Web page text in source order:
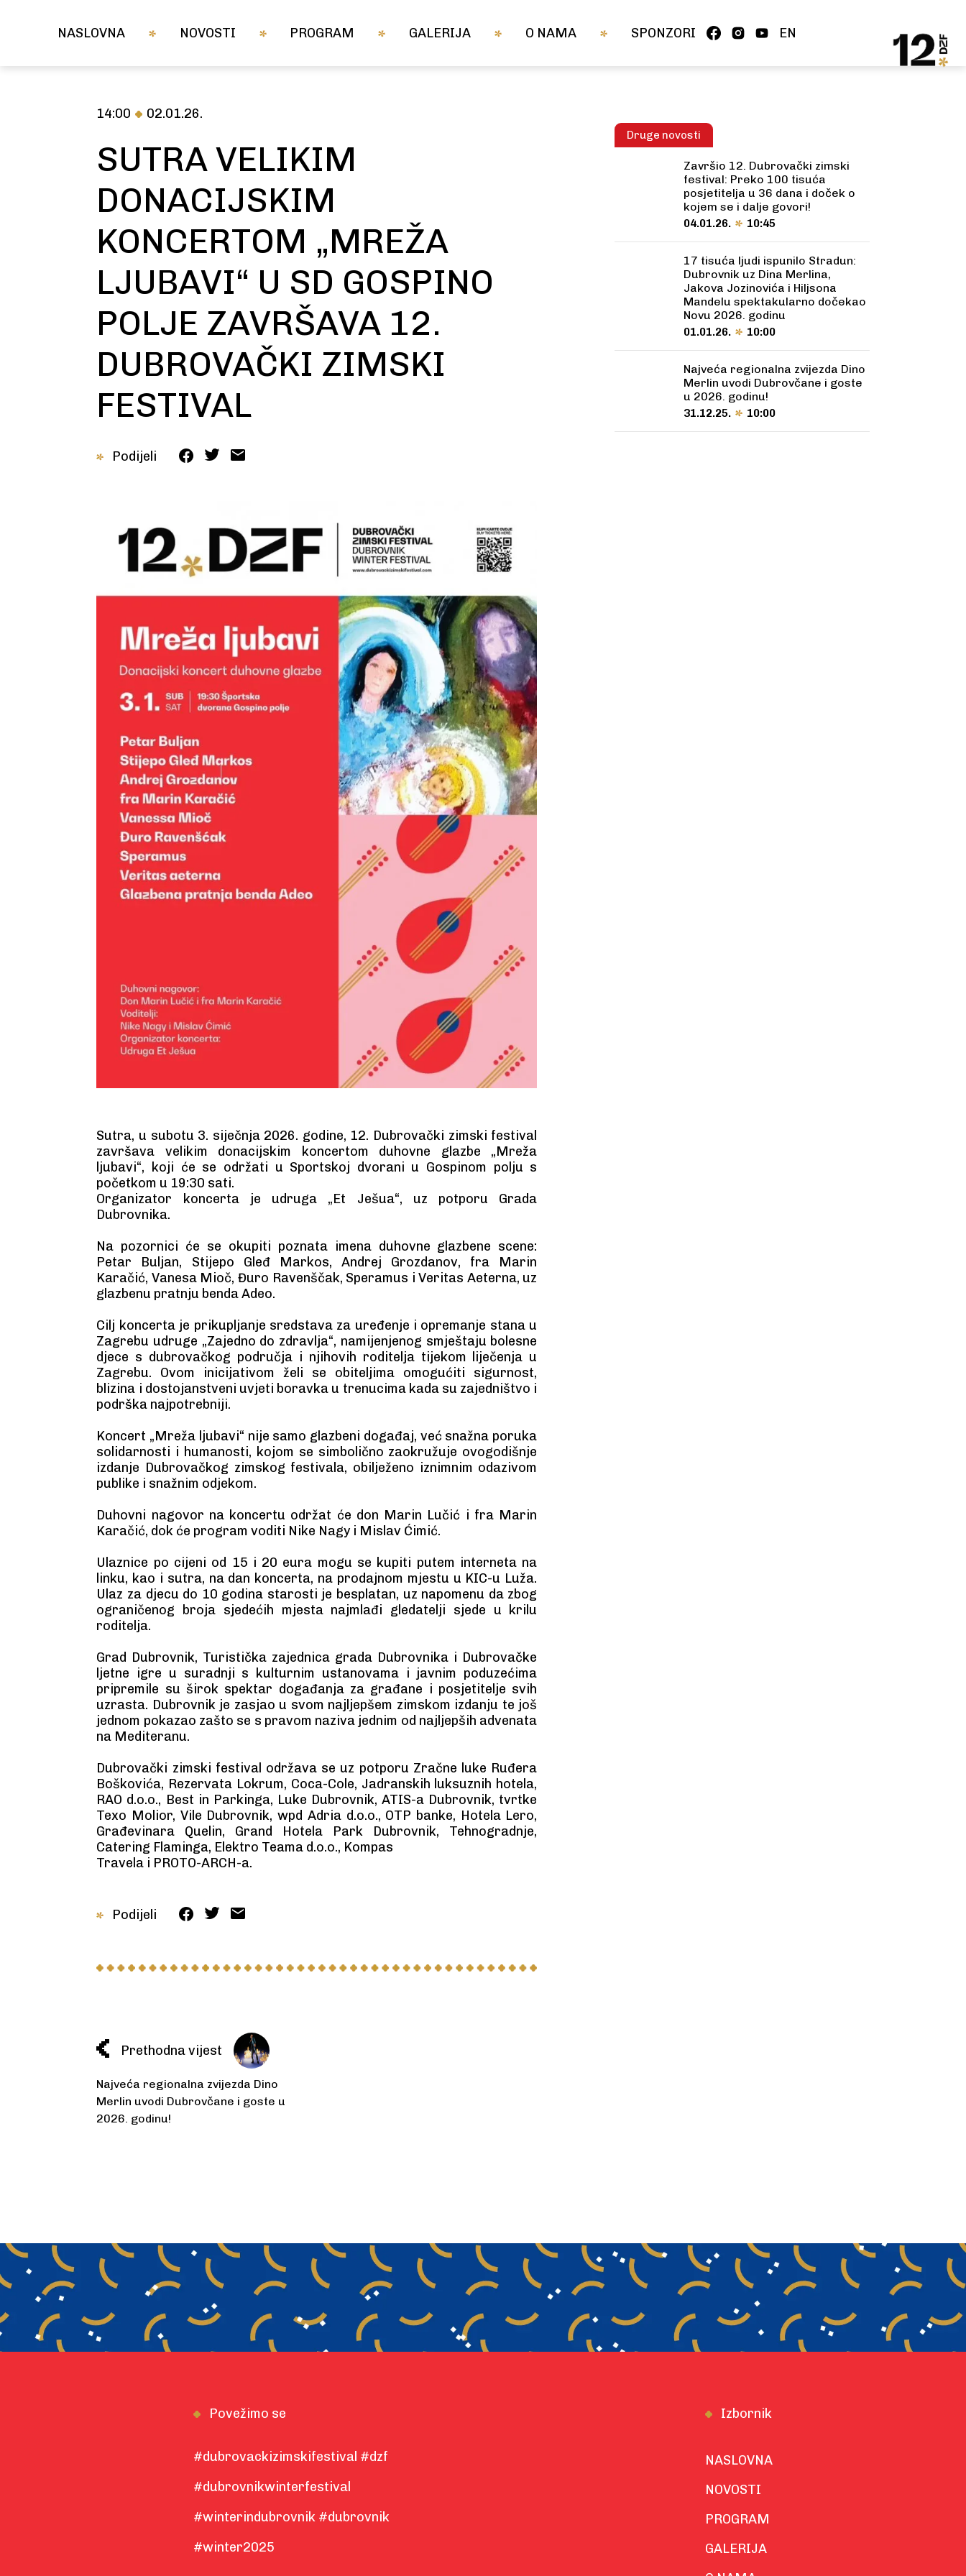
NASLOVNA NOVOSTI PROGRAM GALERIJA O NAMA SPONZORI EN
14:00 02.01.26.
SUTRA VELIKIM
DONACIJSKIM
KONCERTOM „MREŽA
LJUBAVI“ U SD GOSPINO
POLJE ZAVRŠAVA 12.
DUBROVAČKI ZIMSKI
FESTIVAL
Podijeli
Sutra, u subotu 3. siječnja 2026. godine, 12. Dubrovački zimski festival
završava velikim donacijskim koncertom duhovne glazbe „Mreža
ljubavi“, koji će se održati u Sportskoj dvorani u Gospinom polju s
početkom u 19:30 sati.
Organizator koncerta je udruga „Et Ješua“, uz potporu Grada
Dubrovnika.
Na pozornici će se okupiti poznata imena duhovne glazbene scene:
Petar Buljan, Stijepo Gleđ Markos, Andrej Grozdanov, fra Marin
Karačić, Vanesa Mioč, Đuro Ravenščak, Speramus i Veritas Aeterna, uz
glazbenu pratnju benda Adeo.
Cilj koncerta je prikupljanje sredstava za uređenje i opremanje stana u
Zagrebu udruge „Zajedno do zdravlja“, namijenjenog smještaju bolesne
djece s dubrovačkog područja i njihovih roditelja tijekom liječenja u
Zagrebu. Ovom inicijativom želi se obiteljima omogućiti sigurnost,
blizina i dostojanstveni uvjeti boravka u trenucima kada su zajedništvo i
podrška najpotrebniji.
Koncert „Mreža ljubavi“ nije samo glazbeni događaj, već snažna poruka
solidarnosti i humanosti, kojom se simbolično zaokružuje ovogodišnje
izdanje Dubrovačkog zimskog festivala, obilježeno iznimnim odazivom
publike i snažnim odjekom.
Duhovni nagovor na koncertu održat će don Marin Lučić i fra Marin
Karačić, dok će program voditi Nike Nagy i Mislav Ćimić.
Ulaznice po cijeni od 15 i 20 eura mogu se kupiti putem interneta na
linku, kao i sutra, na dan koncerta, na prodajnom mjestu u KIC-u Luža.
Ulaz za djecu do 10 godina starosti je besplatan, uz napomenu da zbog
ograničenog broja sjedećih mjesta najmlađi gledatelji sjede u krilu
roditelja.
Grad Dubrovnik, Turistička zajednica grada Dubrovnika i Dubrovačke
ljetne igre u suradnji s kulturnim ustanovama i javnim poduzećima
pripremile su širok spektar događanja za građane i posjetitelje svih
uzrasta. Dubrovnik je zasjao u svom najljepšem zimskom izdanju te još
jednom pokazao zašto se s pravom naziva jednim od najljepših advenata
na Mediteranu.
Dubrovački zimski festival održava se uz potporu Zračne luke Ruđera
Boškovića, Rezervata Lokrum, Coca-Cole, Jadranskih luksuznih hotela,
RAO d.o.o., Best in Parkinga, Luke Dubrovnik, ATIS-a Dubrovnik, tvrtke
Texo Molior, Vile Dubrovnik, wpd Adria d.o.o., OTP banke, Hotela Lero,
Građevinara Quelin, Grand Hotela Park Dubrovnik, Tehnogradnje,
Catering Flaminga, Elektro Teama d.o.o., Kompas
Travela i PROTO-ARCH-a.
Podijeli
Prethodna vijest
Najveća regionalna zvijezda Dino
Merlin uvodi Dubrovčane i goste u
2026. godinu!
Druge novosti
Završio 12. Dubrovački zimski
festival: Preko 100 tisuća
posjetitelja u 36 dana i doček o
kojem se i dalje govori!
04.01.26. 10:45
17 tisuća ljudi ispunilo Stradun:
Dubrovnik uz Dina Merlina,
Jakova Jozinovića i Hiljsona
Mandelu spektakularno dočekao
Novu 2026. godinu
01.01.26. 10:00
Najveća regionalna zvijezda Dino
Merlin uvodi Dubrovčane i goste
u 2026. godinu!
31.12.25. 10:00
Povežimo se
#dubrovackizimskifestival #dzf
#dubrovnikwinterfestival
#winterindubrovnik #dubrovnik
#winter2025
Izbornik
NASLOVNA
NOVOSTI
PROGRAM
GALERIJA